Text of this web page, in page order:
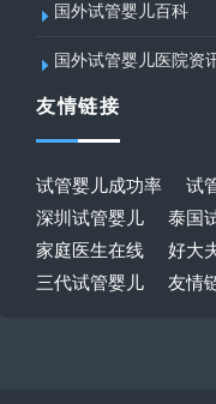
国外试管婴儿百科
国外试管婴儿医院资
友情链接
试管婴儿成功率 试
深圳试管婴儿
泰国
家庭医生在线
好大
三代试管婴儿
友情